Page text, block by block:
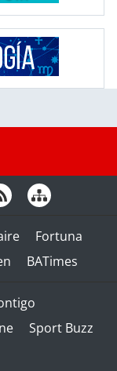
Fortuna
BATimes
Sport Buzz